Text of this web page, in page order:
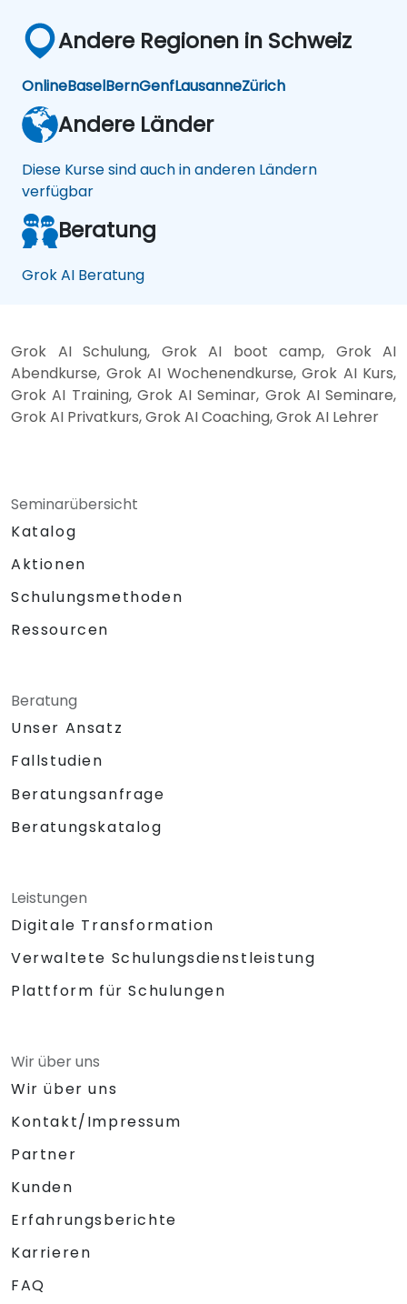
Andere Regionen in Schweiz
OnlineBaselBernGenfLausanneZürich
Andere Länder
Diese Kurse sind auch in anderen Ländern
verfügbar
Beratung
Grok AI Beratung
Grok AI Schulung, Grok AI boot camp, Grok AI
Abendkurse, Grok AI Wochenendkurse, Grok AI Kurs,
Grok AI Training, Grok AI Seminar, Grok AI Seminare,
Grok AI Privatkurs, Grok AI Coaching, Grok AI Lehrer
Seminarübersicht
Katalog
Aktionen
Schulungsmethoden
Ressourcen
Beratung
Unser Ansatz
Fallstudien
Beratungsanfrage
Beratungskatalog
Leistungen
Digitale Transformation
Verwaltete Schulungsdienstleistung
Plattform für Schulungen
Wir über uns
Wir über uns
Kontakt/Impressum
Partner
Kunden
Erfahrungsberichte
Karrieren
FAQ